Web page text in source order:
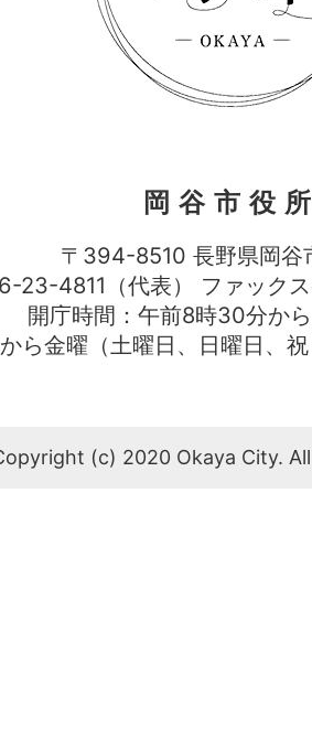
岡谷市役
〒394-8510 長野県岡谷
23-4811（代表） ファッ
開庁時間：午前8時30分か
ら金曜（土曜日、日曜日、
(c) 2020 Okaya City.